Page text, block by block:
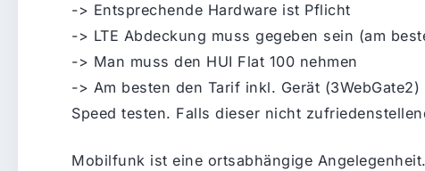
-> Entsprechende Hardware ist Pflicht
-> LTE Abdeckung muss gegeben sein (am
-> Man muss den HUI Flat 100 nehmen
-> Am besten den Tarif inkl. Gerät
Speed testen. Falls dieser nicht
Mobilfunk ist eine ortsabhängige